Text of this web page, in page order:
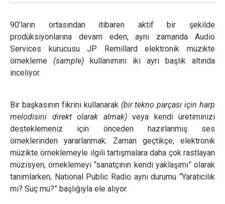
90’ların ortasından itibaren aktif bir şekilde
prodüksiyonlarına devam eden, aynı zamanda Audio
Services kurucusu JP Remillard elektronik müzikte
örnekleme (sample) kullanımını iki ayrı başlık altında
inceliyor.
Bir başkasının fikrini kullanarak (bir tekno parçası için harp
melodisini direkt olarak almak)veya kendi üretiminizi
desteklemeniz için önceden hazırlanmış ses
örneklerinden yararlanmak. Zaman geçtikçe, elektronik
müzikte örneklemeyle ilgili tartışmalara daha çok rastlayan
müzisyen, örneklemeyi “sanatçının kendi yaklaşımı” olarak
tanımlarken, National Public Radio aynı durumu “Yaratıcılık
mı? Suç mu?” başlığıyla ele alıyor.